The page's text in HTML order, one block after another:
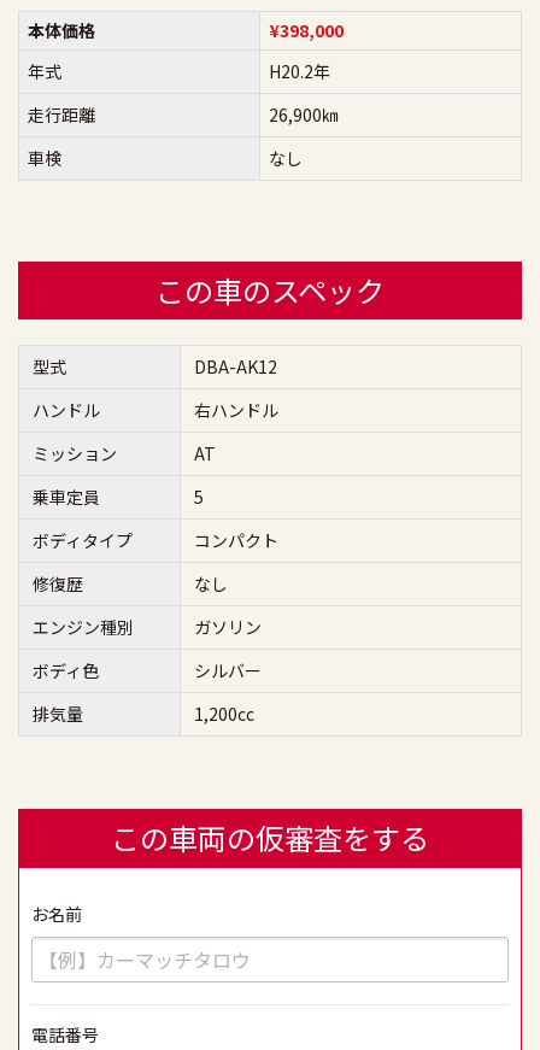
本体価格
¥398,000
年式
H20.2年
走行距離
26,900㎞
車検
なし
この車のスペック
型式
DBA-AK12
ハンドル
右ハンドル
ミッション
AT
乗車定員
5
ボディタイプ
コンパクト
修復歴
なし
エンジン種別
ガソリン
ボディ色
シルバー
排気量
1,200cc
この車両の仮審査をする
お名前
電話番号